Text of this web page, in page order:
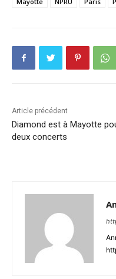
Article précédent
Diamond est à Mayotte
deux concerts